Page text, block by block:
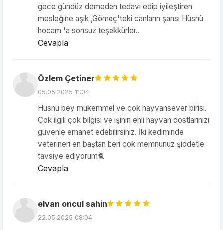
gece gündüz demeden tedavi edip iyileştiren
mesleğine aşık ,Gömeç'teki canların şansı Hüsnü
hocam 'a sonsuz teşekkürler..
Cevapla
Özlem Çetiner
05.05.2025 11:04
Hüsnü bey mükemmel ve çok hayvansever birisi.
Çok ilgili çok bilgisi ve işinin ehli hayvan dostlarınızı
güvenle emanet edebilirsiniz. İki kediminde
veterineri en baştan beri çok memnunuz şiddetle
tavsiye ediyorum🐈
Cevapla
elvan oncul sahin
22.05.2025 08:04